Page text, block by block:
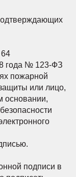
года № 123-ФЗ
пожарной
или лицо,
основании,
подписи в